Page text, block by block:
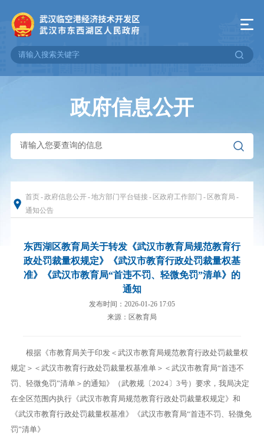
政府信息公开
首页-政府信息公开-地方部门平台链接- 区政府工作部门 - 区教育局 -
通知公告
东西湖区教育局关于转发《武汉市教育局规范教育行
政处罚裁量权规定》《武汉市教育行政处罚裁量权基
准》《武汉市教育局“首违不罚、轻微免罚”清单》的
通知
发布时间：2026-01-26 17:05
来源：区教育局
根据《市教育局关于印发＜武汉市教育局规范教育行政处罚裁量权
规定＞＜武汉市教育行政处罚裁量权基准单＞＜武汉市教育局“首违不
罚、轻微免罚”清单＞的通知》（武教规〔2024〕3号）要求，我局决定
在全区范围内执行《武汉市教育局规范教育行政处罚裁量权规定》和
《武汉市教育行政处罚裁量权基准》《武汉市教育局“首违不罚、轻微免
罚”清单》